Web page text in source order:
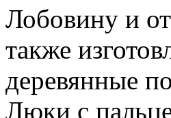
Лобовину и
также
деревянные
Люки с